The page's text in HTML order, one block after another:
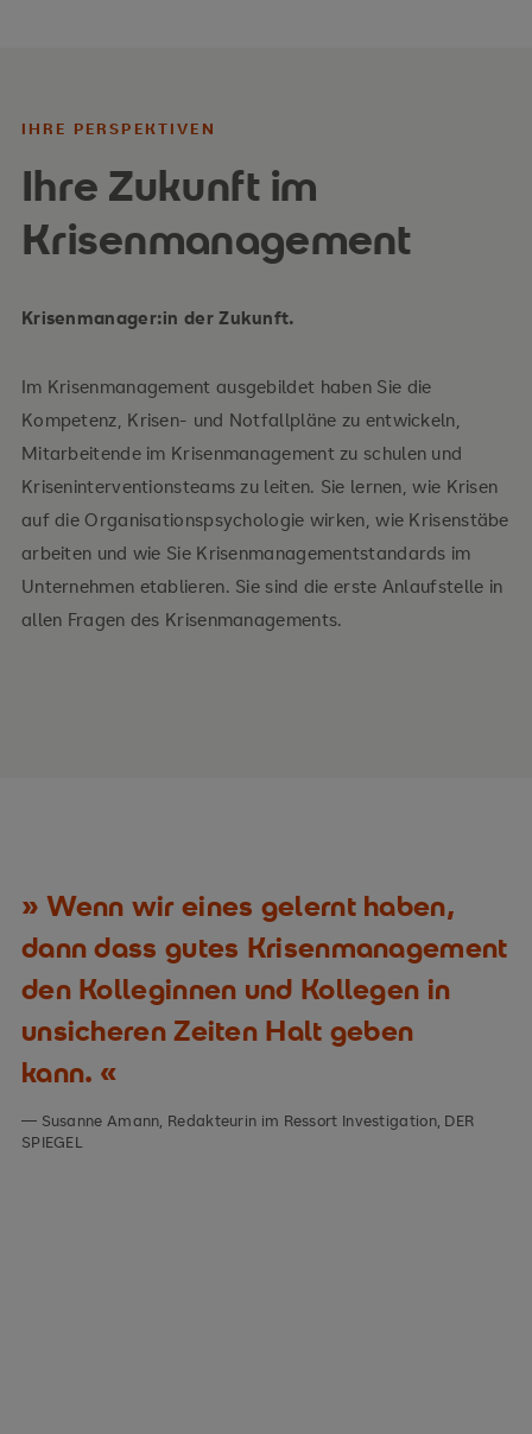
IHRE PERSPEKTIVEN
Ihre Zukunft im
Krisenmanagement
Krisenmanager:in der Zukunft.
Im Krisenmanagement ausgebildet haben Sie die
Kompetenz, Krisen- und Notfallpläne zu entwickeln,
Mitarbeitende im Krisenmanagement zu schulen und
Kriseninterventionsteams zu leiten. Sie lernen, wie Krisen
auf die Organisationspsychologie wirken, wie Krisenstäbe
arbeiten und wie Sie Krisenmanagementstandards im
Unternehmen etablieren. Sie sind die erste Anlaufstelle in
allen Fragen des Krisenmanagements.
Wenn wir eines gelernt haben,
dann dass gutes Krisenmanagement
den Kolleginnen und Kollegen in
unsicheren Zeiten Halt geben
kann.
Susanne Amann, Redakteurin im Ressort Investigation, DER
SPIEGEL